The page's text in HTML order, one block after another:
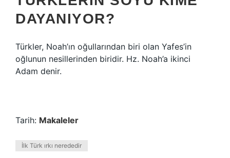
DAYANIYOR?
Türkler, Noah’ın oğullarından biri olan Yafes’in
oğlunun nesillerinden biridir. Hz. Noah’a ikinci
Adam denir.
Tarih: Makaleler
İlk Türk ırkı nerededir